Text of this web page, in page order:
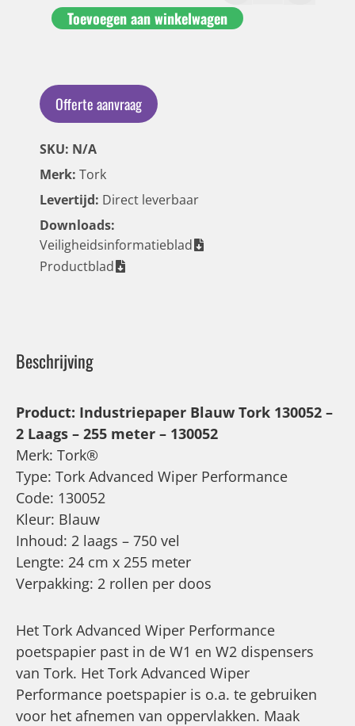
Toevoegen aan winkelwagen
Offerte aanvraag
SKU: N/A
Merk: Tork
Levertijd: Direct leverbaar
Downloads:
Veiligheidsinformatieblad
Productblad
Beschrijving
Product: Industriepaper Blauw Tork 130052 –
2 Laags – 255 meter – 130052
Merk: Tork®
Type: Tork Advanced Wiper Performance
Code: 130052
Kleur: Blauw
Inhoud: 2 laags – 750 vel
Lengte: 24 cm x 255 meter
Verpakking: 2 rollen per doos
Het Tork Advanced Wiper Performance
poetspapier past in de W1 en W2 dispensers
van Tork. Het Tork Advanced Wiper
Performance poetspapier is o.a. te gebruiken
voor het afnemen van oppervlakken. Maak